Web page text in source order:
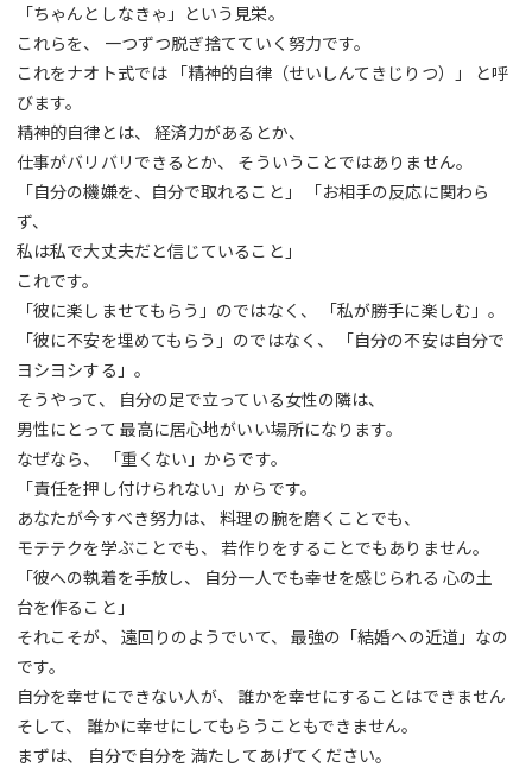
「ちゃんとしなきゃ」という見栄。
これらを、 一つずつ脱ぎ捨てていく努力です。
これをナオト式では 「精神的自律（せいしんてきじりつ）」 と呼
びます。
精神的自律とは、 経済力があるとか、
仕事がバリバリできるとか、 そういうことではありません。
「自分の機嫌を、自分で取れること」 「お相手の反応に関わら
ず、
私は私で大丈夫だと信じていること」
これです。
「彼に楽しませてもらう」のではなく、 「私が勝手に楽しむ」。
「彼に不安を埋めてもらう」のではなく、 「自分の不安は自分で
ヨシヨシする」。
そうやって、 自分の足で立っている女性の隣は、
男性にとって 最高に居心地がいい場所になります。
なぜなら、 「重くない」からです。
「責任を押し付けられない」からです。
あなたが今すべき努力は、 料理の腕を磨くことでも、
モテテクを学ぶことでも、 若作りをすることでもありません。
「彼への執着を手放し、 自分一人でも幸せを感じられる 心の土
台を作ること」
それこそが、 遠回りのようでいて、 最強の「結婚への近道」なの
です。
自分を幸せにできない人が、 誰かを幸せにすることはできません
そして、 誰かに幸せにしてもらうこともできません。
まずは、 自分で自分を 満たしてあげてください。